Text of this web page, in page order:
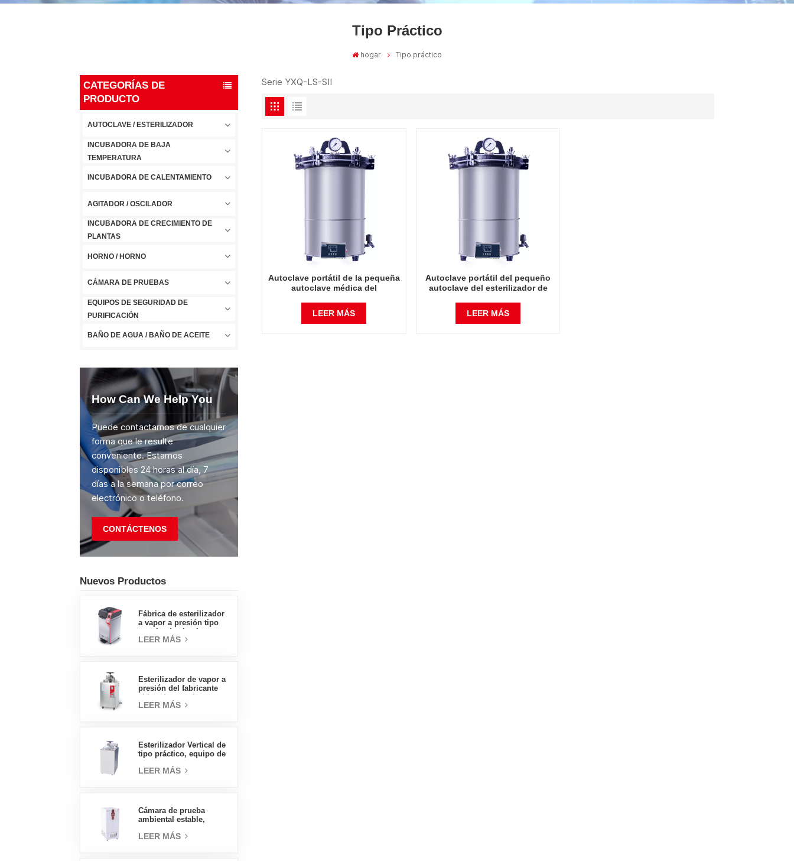
Tipo Práctico
hogar Tipo práctico
CATEGORÍAS DE
PRODUCTO
AUTOCLAVE / ESTERILIZADOR
INCUBADORA DE BAJA
TEMPERATURA
INCUBADORA DE CALENTAMIENTO
AGITADOR / OSCILADOR
INCUBADORA DE CRECIMIENTO DE
PLANTAS
HORNO / HORNO
CÁMARA DE PRUEBAS
EQUIPOS DE SEGURIDAD DE
PURIFICACIÓN
BAÑO DE AGUA / BAÑO DE ACEITE
How Can We Help You
Puede contactarnos de cualquier
forma que le resulte
conveniente. Estamos
disponibles 24 horas al día, 7
días a la semana por correo
electrónico o teléfono.
CONTÁCTENOS
Nuevos Productos
Fábrica de esterilizador
a vapor a presión tipo
pedal tipo insignia de
LEER MÁS
Esterilizador de vapor a
presión del fabricante
vertical de tipo
LEER MÁS
Esterilizador Vertical de
tipo práctico, equipo de
Vertical, esterilizador de
LEER MÁS
Cámara de prueba
ambiental estable,
laboratorio, precio al
LEER MÁS
Serie YXQ-LS-SII
Autoclave portátil de la pequeña
autoclave médica del
LEER MÁS
Autoclave portátil del pequeño
autoclave del esterilizador de
LEER MÁS